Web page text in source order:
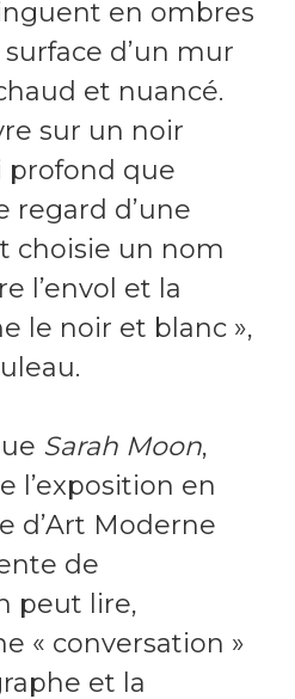
en ombres
d’un mur
et nuancé.
sur un noir
profond que
regard d’une
choisie un nom
l’envol et la
le noir et blanc »,
Sarah Moon,
l’exposition en
d’Art Moderne
de
peut lire,
« conversation »
et la